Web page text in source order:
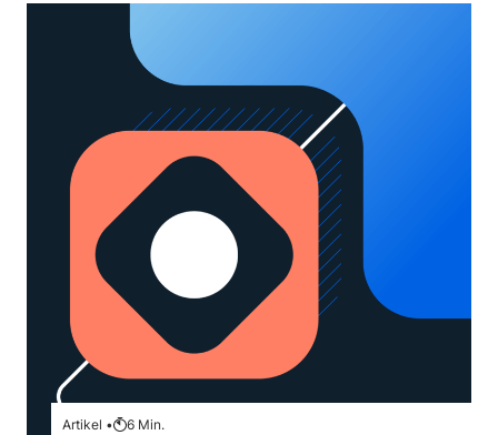
Artikel • 6 Min.